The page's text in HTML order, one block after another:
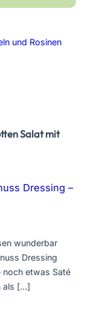
und Rosinen
Salat mit
Dressing –
wunderbar
Dressing
noch etwas Saté
als […]